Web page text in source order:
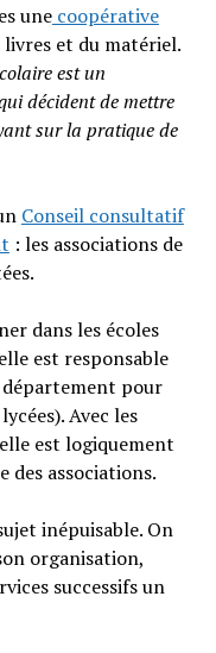
unecoopérative
livres et du matériel.
est un
décident de mettre
sur la pratique de
Conseil consultatif
: les associations de
dans les écoles
est responsable
pour
Avec les
est logiquement
associations.
inépuisable. On
organisation,
successifs un